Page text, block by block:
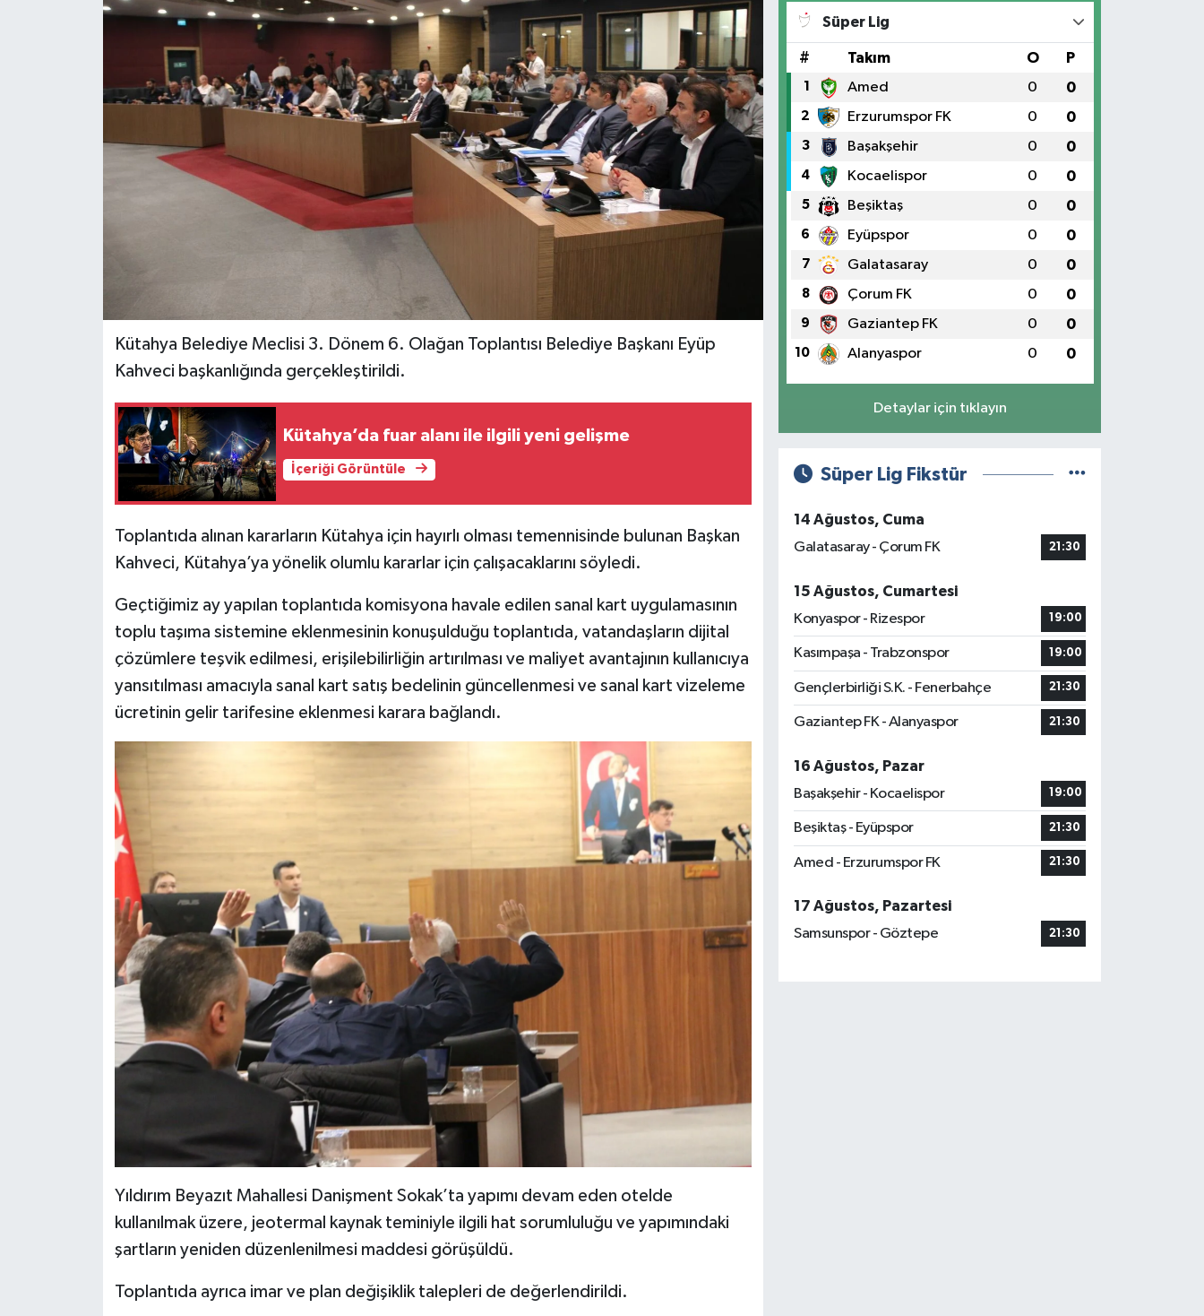
Kütahya Belediye Meclisi 3. Dönem 6. Olağan Toplantısı Belediye Başkanı Eyüp
Kahveci başkanlığında gerçekleştirildi.
Kütahya’da fuar alanı ile ilgili yeni gelişme
İçeriği Görüntüle
Toplantıda alınan kararların Kütahya için hayırlı olması temennisinde bulunan Başkan
Kahveci, Kütahya’ya yönelik olumlu kararlar için çalışacaklarını söyledi.
Geçtiğimiz ay yapılan toplantıda komisyona havale edilen sanal kart uygulamasının
toplu taşıma sistemine eklenmesinin konuşulduğu toplantıda, vatandaşların dijital
çözümlere teşvik edilmesi, erişilebilirliğin artırılması ve maliyet avantajının kullanıcıya
yansıtılması amacıyla sanal kart satış bedelinin güncellenmesi ve sanal kart vizeleme
ücretinin gelir tarifesine eklenmesi karara bağlandı.
Yıldırım Beyazıt Mahallesi Danişment Sokak’ta yapımı devam eden otelde
kullanılmak üzere, jeotermal kaynak teminiyle ilgili hat sorumluluğu ve yapımındaki
şartların yeniden düzenlenilmesi maddesi görüşüldü.
Toplantıda ayrıca imar ve plan değişiklik talepleri de değerlendirildi.
Süper Lig
# Takım O P
1 Amed 0 0
2 Erzurumspor FK 0 0
3 Başakşehir 0 0
4 Kocaelispor 0 0
5 Beşiktaş 0 0
6 Eyüpspor 0 0
7 Galatasaray 0 0
8 Çorum FK 0 0
9 Gaziantep FK 0 0
10 Alanyaspor 0 0
Detaylar için tıklayın
Süper Lig Fikstür
14 Ağustos, Cuma
Galatasaray - Çorum FK
21:30
15 Ağustos, Cumartesi
Konyaspor - Rizespor
19:00
Kasımpaşa - Trabzonspor 19:00
Gençlerbirliği S.K. - Fenerbahçe 21:30
Gaziantep FK - Alanyaspor 21:30
16 Ağustos, Pazar
Başakşehir - Kocaelispor
19:00
Beşiktaş - Eyüpspor 21:30
Amed - Erzurumspor FK 21:30
17 Ağustos, Pazartesi
Samsunspor - Göztepe
21:30
Köşe Yazıları
Kültür Sanat
Otomobil
Resmi İlan
Rüya Tabirleri